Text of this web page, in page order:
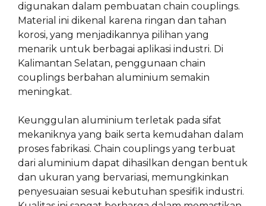
digunakan dalam pembuatan chain couplings.
Material ini dikenal karena ringan dan tahan
korosi, yang menjadikannya pilihan yang
menarik untuk berbagai aplikasi industri. Di
Kalimantan Selatan, penggunaan chain
couplings berbahan aluminium semakin
meningkat.
Keunggulan aluminium terletak pada sifat
mekaniknya yang baik serta kemudahan dalam
proses fabrikasi. Chain couplings yang terbuat
dari aluminium dapat dihasilkan dengan bentuk
dan ukuran yang bervariasi, memungkinkan
penyesuaian sesuai kebutuhan spesifik industri.